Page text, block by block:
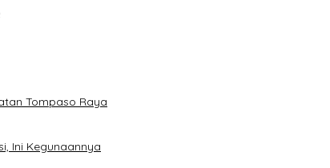
Tompaso Raya
Ini Kegunaannya